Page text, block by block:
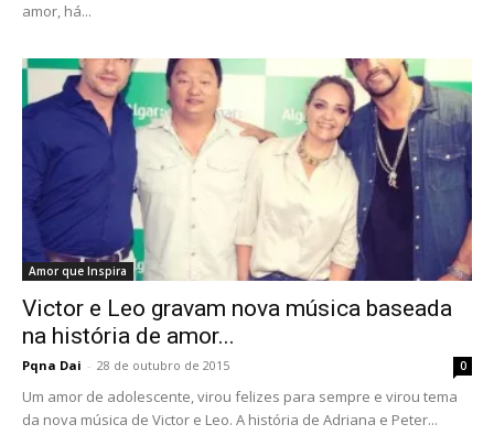
amor, há...
Amor que Inspira
Victor e Leo gravam nova música baseada
na história de amor...
Pqna Dai - 28 de outubro de 2015 0
Um amor de adolescente, virou felizes para sempre e virou tema
da nova música de Victor e Leo. A história de Adriana e Peter...